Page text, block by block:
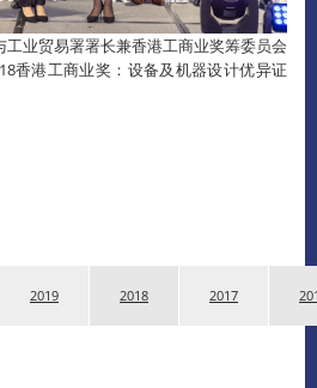
业贸易署署长兼香港工商业奖筹委员会
香港工商业奖：设备及机器设计优异证
2019 2018 2017